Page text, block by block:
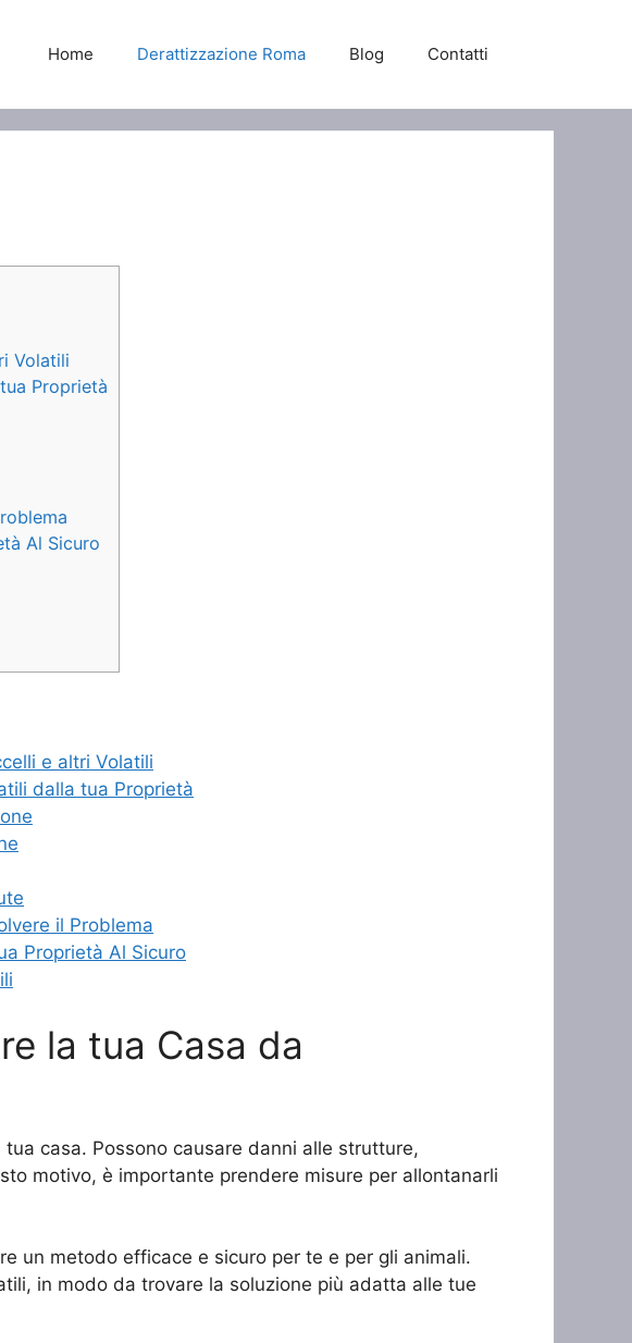
Home Derattizzazione Roma Blog Contatti
Volatili
Proprietà
Al Sicuro
e altri Volatili
dalla tua Proprietà
il Problema
Proprietà Al Sicuro
la tua Casa da
casa. Possono causare danni alle strutture,
motivo, è importante prendere misure per allontanarli
un metodo efficace e sicuro per te e per gli animali.
in modo da trovare la soluzione più adatta alle tue